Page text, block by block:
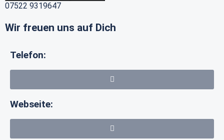
07522 9319647
Wir freuen uns auf Dich
Telefon:
Webseite: